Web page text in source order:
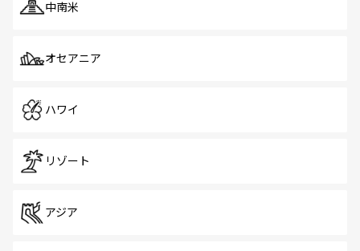
中南米
オセアニア
ハワイ
リゾート
アジア